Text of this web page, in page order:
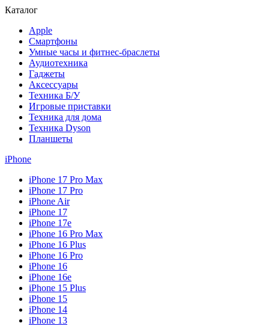
Каталог
Apple
Смартфоны
Умные часы и фитнес-браслеты
Аудиотехника
Гаджеты
Аксессуары
Техника Б/У
Игровые приставки
Техника для дома
Техника Dyson
Планшеты
iPhone
iPhone 17 Pro Max
iPhone 17 Pro
iPhone Air
iPhone 17
iPhone 17e
iPhone 16 Pro Max
iPhone 16 Plus
iPhone 16 Pro
iPhone 16
iPhone 16e
iPhone 15 Plus
iPhone 15
iPhone 14
iPhone 13